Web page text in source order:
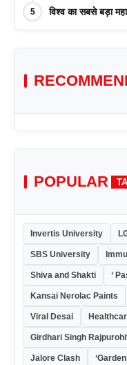
5 विश्व का सबसे बड़ा
POPULAR
Invertis University
SBS University
Shiva and Shakti ‘
Kansai Nerolac Paints
Viral Desai
Girdhari Singh
Jalore Clash